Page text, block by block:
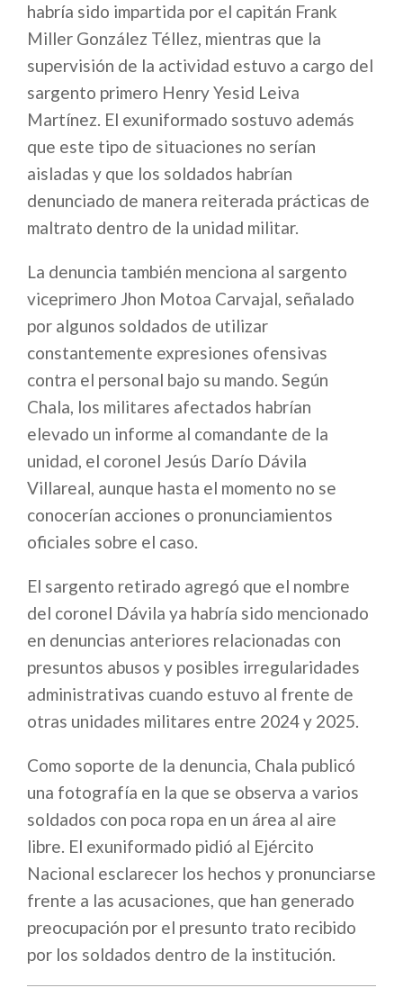
habría sido impartida por el capitán Frank
Miller González Téllez, mientras que la
supervisión de la actividad estuvo a cargo del
sargento primero Henry Yesid Leiva
Martínez. El exuniformado sostuvo además
que este tipo de situaciones no serían
aisladas y que los soldados habrían
denunciado de manera reiterada prácticas de
maltrato dentro de la unidad militar.
La denuncia también menciona al sargento
viceprimero Jhon Motoa Carvajal, señalado
por algunos soldados de utilizar
constantemente expresiones ofensivas
contra el personal bajo su mando. Según
Chala, los militares afectados habrían
elevado un informe al comandante de la
unidad, el coronel Jesús Darío Dávila
Villareal, aunque hasta el momento no se
conocerían acciones o pronunciamientos
oficiales sobre el caso.
El sargento retirado agregó que el nombre
del coronel Dávila ya habría sido mencionado
en denuncias anteriores relacionadas con
presuntos abusos y posibles irregularidades
administrativas cuando estuvo al frente de
otras unidades militares entre 2024 y 2025.
Como soporte de la denuncia, Chala publicó
una fotografía en la que se observa a varios
soldados con poca ropa en un área al aire
libre. El exuniformado pidió al Ejército
Nacional esclarecer los hechos y pronunciarse
frente a las acusaciones, que han generado
preocupación por el presunto trato recibido
por los soldados dentro de la institución.